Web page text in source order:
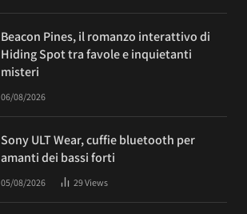
Beacon Pines, il romanzo interattivo di
Hiding Spot tra favole e inquietanti
misteri
06/08/2026
Sony ULT Wear, cuffie bluetooth per
amanti dei bassi forti
05/08/2026 29Views